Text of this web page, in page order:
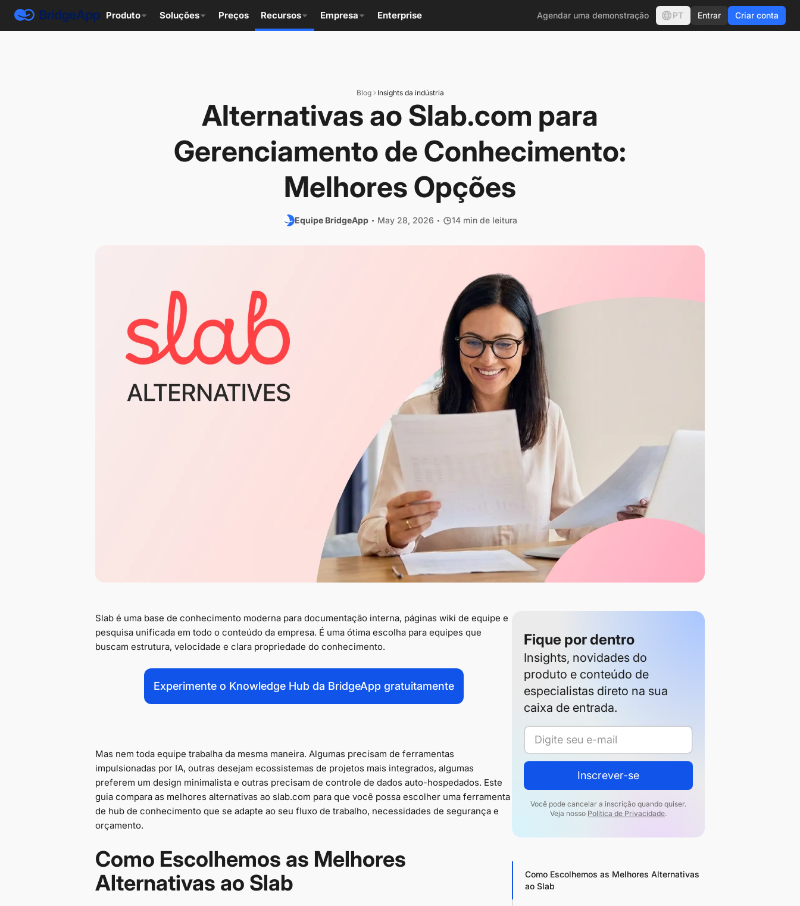
Produto Soluções Preços Recursos Empresa Enterprise Agendar uma demonstração PT Entrar Criar conta
Blog Insights da indústria
Alternativas ao Slab.com para
Gerenciamento de Conhecimento:
Melhores Opções
Equipe BridgeApp May 28, 2026 14 min de leitura
Slab é uma base de conhecimento moderna para documentação interna, páginas wiki de equipe e
pesquisa unificada em todo o conteúdo da empresa. É uma ótima escolha para equipes que
buscam estrutura, velocidade e clara propriedade do conhecimento.
Experimente o Knowledge Hub da BridgeApp gratuitamente
Mas nem toda equipe trabalha da mesma maneira. Algumas precisam de ferramentas
impulsionadas por IA, outras desejam ecossistemas de projetos mais integrados, algumas
preferem um design minimalista e outras precisam de controle de dados auto-hospedados. Este
guia compara as melhores alternativas ao slab.com para que você possa escolher uma ferramenta
de hub de conhecimento que se adapte ao seu fluxo de trabalho, necessidades de segurança e
orçamento.
Como Escolhemos as Melhores
Alternativas ao Slab
Fique por dentro
Insights, novidades do
produto e conteúdo de
especialistas direto na sua
caixa de entrada.
Inscrever-se
Você pode cancelar a inscrição quando quiser.
Veja nosso Política de Privacidade.
Como Escolhemos as Melhores Alternativas
ao Slab